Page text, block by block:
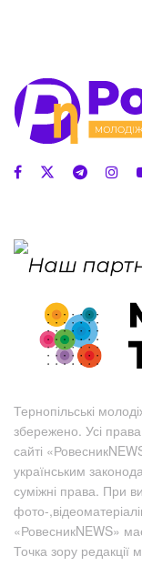
Тернопільські
збережено. Усі
сайті
українським
суміжні права. При
фото-
«РовесникNEWS»
Точка зору редакції